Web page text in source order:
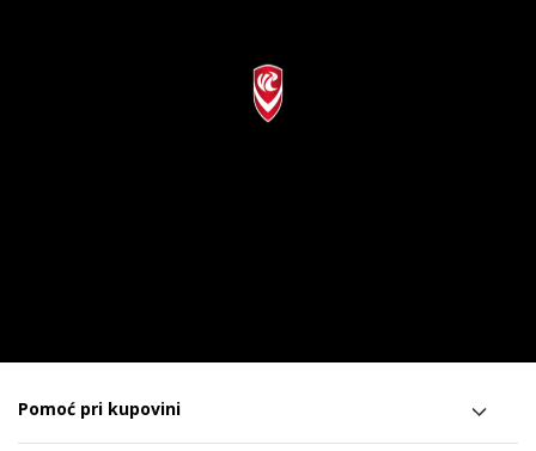
Pomoć pri kupovini